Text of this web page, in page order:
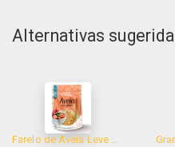
Alternativas
Farelo de Aveia Leve Croc 200g